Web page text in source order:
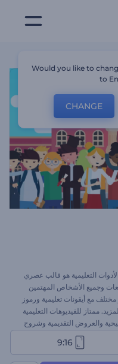
التعليمية هو قالب عصري
وجميع الأشخاص المهتمين
تعليمية. يوجد أكثر من 200 منظر مختلف مع أيقونات تعليمية ورموز
ممتاز للفيديوهات التعليمية
والعروض التقديمية وشروح
9:16
Would you like to
to
CHANGE